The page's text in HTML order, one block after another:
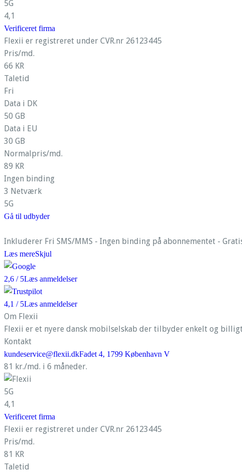
5G
4,1
Verificeret firma
Flexii er registreret under CVR.nr 26123445
Pris/md.
66 KR
Taletid
Fri
Data i DK
50 GB
Data i EU
30 GB
Normalpris/md.
89 KR
Ingen binding
3 Netværk
5G
Gå til udbyder
Inkluderer Fri SMS/MMS - Ingen binding på abonnementet -
Læs mereSkjul
2,6 / 5Læs anmeldelser
4,1 / 5Læs anmeldelser
Om Flexii
Flexii er et nyere dansk mobilselskab der tilbyder enkelt og
Kontakt
kundeservice@flexii.dkFadet 4, 1799 København V
81 kr./md. i 6 måneder.
5G
4,1
Verificeret firma
Flexii er registreret under CVR.nr 26123445
Pris/md.
81 KR
Taletid